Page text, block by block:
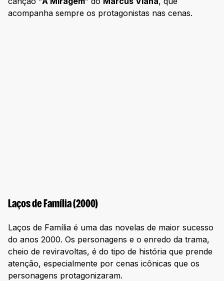
acompanha sempre os protagonistas nas cenas.
Laços de Família (2000)
Laços de Família é uma das novelas de maior sucesso
do anos 2000. Os personagens e o enredo da trama,
cheio de reviravoltas, é do tipo de história que prende
atenção, especialmente por cenas icônicas que os
personagens protagonizaram.